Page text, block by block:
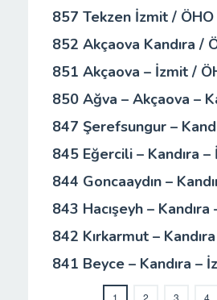
857 Tekzen İzmit / ÖHO
852 Akçaova Kandıra /
851 Akçaova – İzmit /
850 Ağva – Akçaova –
847 Şerefsungur –
845 Eğercili – Kandıra
844 Goncaaydın –
843 Hacışeyh –
842 Kırkarmut –
841 Beyce – Kandıra –
1 2 3 4